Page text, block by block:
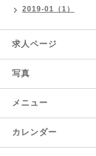
2019-01（1）
求人ページ
写真
メニュー
カレンダー